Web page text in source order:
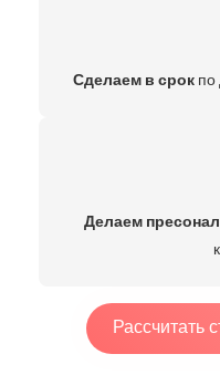
Сделаем в срокпо
Делаем
Рассчитать